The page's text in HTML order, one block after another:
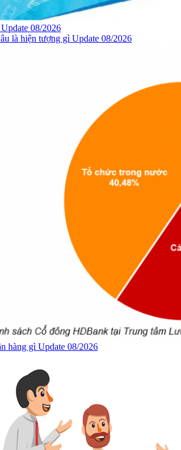
08/2026
là hiện tượng gì Update 08/2026
hàng gì Update 08/2026